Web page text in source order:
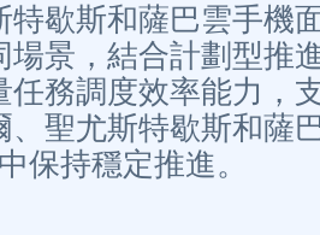
特歇斯和薩巴雲手機
場景，結合計劃型推
任務調度效率能力，
、聖尤斯特歇斯和薩
保持穩定推進。